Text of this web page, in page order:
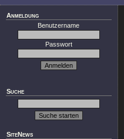
Anmeldung
Benutzername
Passwort
Suche
SiteNews